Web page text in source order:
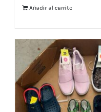
Añadir al carrito